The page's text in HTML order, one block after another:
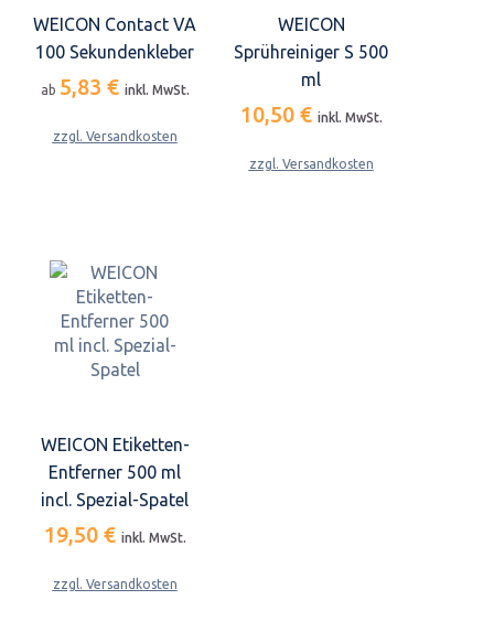
WEICON Contact VA
100 Sekundenkleber
ab 5,83 € inkl. MwSt.
zzgl. Versandkosten
WEICON
Sprühreiniger S 500
ml
10,50 € inkl. MwSt.
zzgl. Versandkosten
WEICON Etiketten-
Entferner 500 ml
incl. Spezial-Spatel
19,50 € inkl. MwSt.
zzgl. Versandkosten